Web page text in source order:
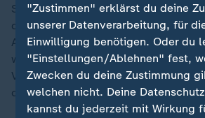
Schuldverschreibungen, die in der
durch physisches Gold besichert
Absicherung durch physisches Gold
wichtig, da sonst bei einer Pleite des
Verlust droht. Die laufenden Kosten
dafür vergleichsweise gering.
"Zustimmen" erklärst du deine
unserer Datenverarbeitung, für
Einwilligung benötigen. Oder du
"Einstellungen/Ablehnen" fest,
Zwecken du deine Zustimmung
welchen nicht. Deine
kannst du jederzeit mit Wirkung